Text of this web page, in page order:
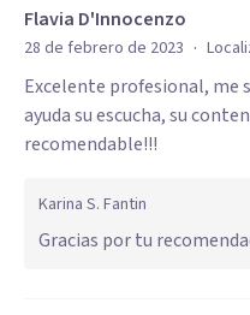
Flavia D'Innocenzo
28 de febrero de 2023 ·
Excelente profesional, me
ayuda su escucha, su
recomendable!!!
Karina S. Fantin
Gracias por tu